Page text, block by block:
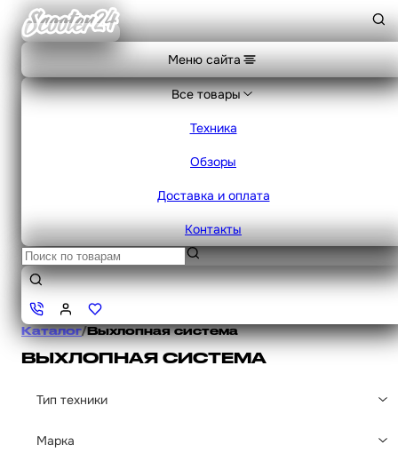
Меню сайта
Все товары
Техника
Обзоры
Доставка и оплата
Контакты
Каталог/Выхлопная система
ВЫХЛОПНАЯ СИСТЕМА
Тип техники
Марка